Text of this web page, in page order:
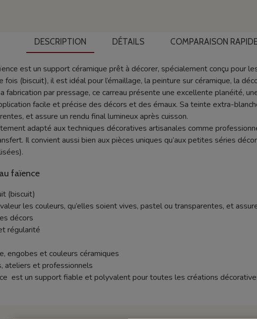
DESCRIPTION DÉTAILS COMPARAISON
est un support céramique prêt à décorer, spécialement conçu pour
fois (biscuit), il est idéal pour l’émaillage, la peinture sur céramique, la
fabrication par pressage, ce carreau présente une excellente planéité,
facile et précise des décors et des émaux. Sa teinte extra-
et assure un rendu final lumineux après cuisson.
adapté aux techniques décoratives artisanales comme
Il convient aussi bien aux pièces uniques qu’aux petites séries
faïence
(biscuit)
les couleurs, qu’elles soient vives, pastel ou transparentes, et
décors
régularité
engobes et couleurs céramiques
ateliers et professionnels
est un support fiable et polyvalent pour toutes les créations